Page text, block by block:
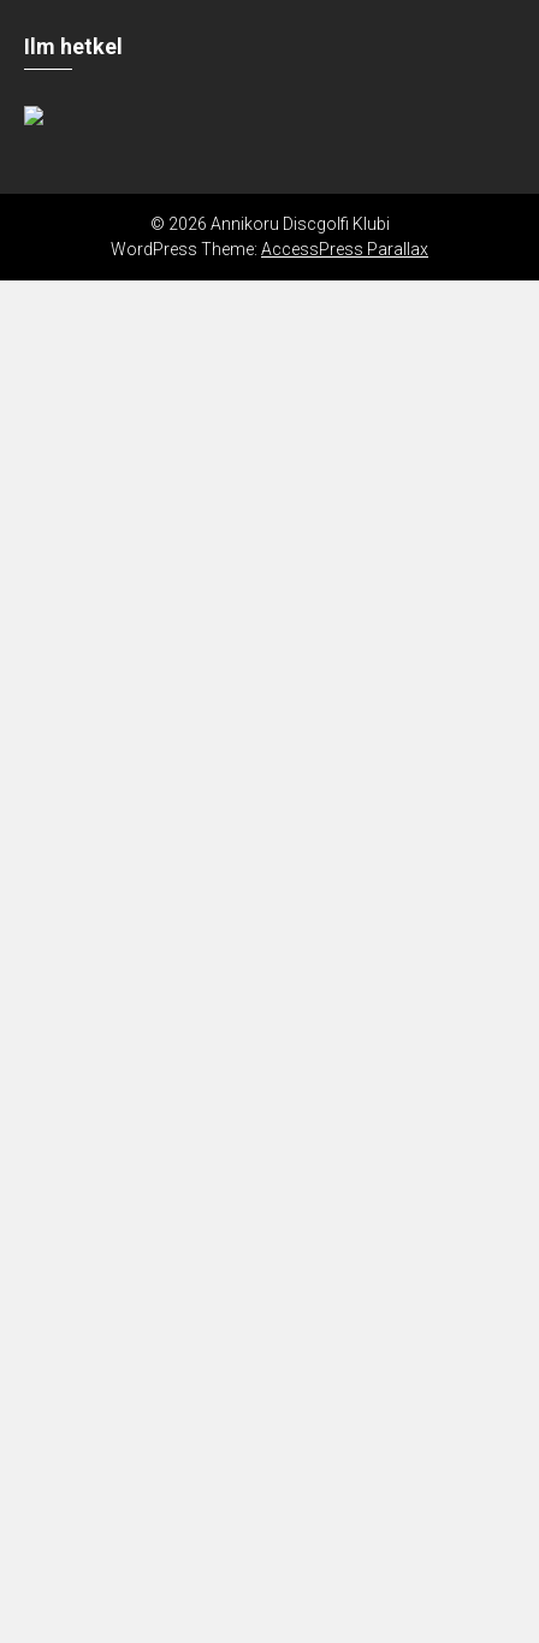
Ilm hetkel
© 2026 Annikoru Discgolfi Klubi
WordPress Theme: AccessPress Parallax